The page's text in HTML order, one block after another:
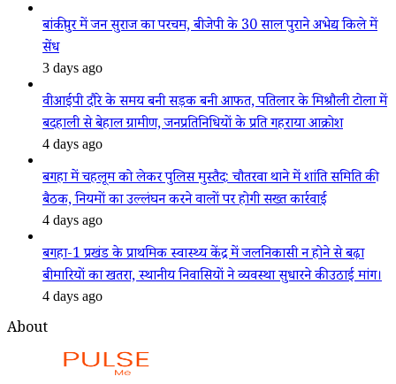
बांकीपुर में जन सुराज का परचम, बीजेपी के 30 साल पुराने अभेद्य किले में
सेंध
3 days ago
वीआईपी दौरे के समय बनी सड़क बनी आफत, पतिलार के मिश्रौली टोला में
बदहाली से बेहाल ग्रामीण, जनप्रतिनिधियों के प्रति गहराया आक्रोश
4 days ago
बगहा में चहलूम को लेकर पुलिस मुस्तैद: चौतरवा थाने में शांति समिति की
बैठक, नियमों का उल्लंघन करने वालों पर होगी सख्त कार्रवाई
4 days ago
बगहा-1 प्रखंड के प्राथमिक स्वास्थ्य केंद्र में जलनिकासी न होने से बढ़ा
बीमारियों का खतरा, स्थानीय निवासियों ने व्यवस्था सुधारने की उठाई मांग।
4 days ago
About